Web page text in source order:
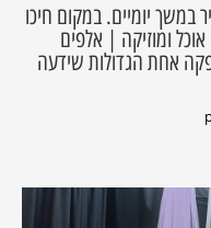
במשך יומיים. במקום חיכו
ומוזיקה | אלפים
אחת הגדולות שידעה